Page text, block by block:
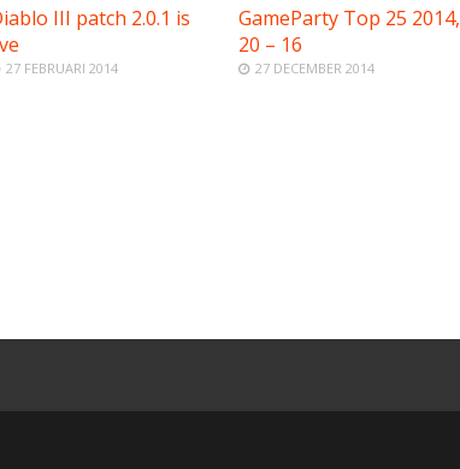
III patch 2.0.1 is
27 FEBRUARI 2014
GameParty Top 25 2014,
20 – 16
27 DECEMBER 2014